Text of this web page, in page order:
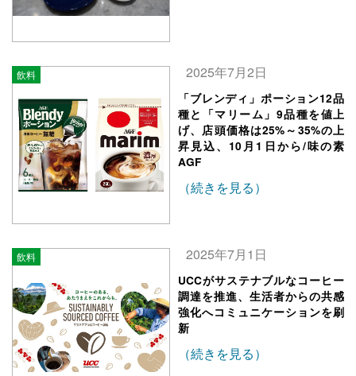
飲料 2025年7月2日
「ブレンディ」ポーション12品
種と「マリーム」9品種を値上
げ、店頭価格は25%～35%の上
昇見込、10月1日から/味の素
AGF
（続きを見る）
飲料 2025年7月1日
UCCがサステナブルなコーヒー
調達を推進、生活者からの共感
強化へコミュニケーションを刷
新
（続きを見る）